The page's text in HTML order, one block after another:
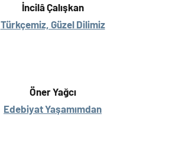
İncilâ Çalışkan
Türkçemiz, Güzel Dilimiz
Öner Yağcı
Edebiyat Yaşamımdan